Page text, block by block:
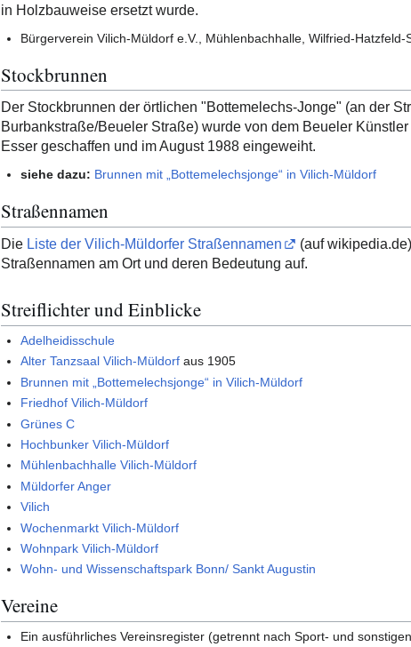
in Holzbauweise ersetzt wurde.
Bürgerverein Vilich-Müldorf e.V., Mühlenbachhalle, Wilfried-Hatzfeld-
Stockbrunnen
Der Stockbrunnen der örtlichen "Bottemelechs-Jonge" (an der
Burbankstraße/Beueler Straße) wurde von dem Beueler
Esser geschaffen und im August 1988 eingeweiht.
siehe dazu: Brunnen mit „Bottemelechsjonge“ in Vilich-Müldorf
Straßennamen
Die Liste der Vilich-Müldorfer Straßennamen
(auf
Straßennamen am Ort und deren Bedeutung auf.
Streiflichter und Einblicke
Adelheidisschule
Alter Tanzsaal Vilich-Müldorf aus 1905
Brunnen mit „Bottemelechsjonge“ in Vilich-Müldorf
Friedhof Vilich-Müldorf
Grünes C
Hochbunker Vilich-Müldorf
Mühlenbachhalle Vilich-Müldorf
Müldorfer Anger
Vilich
Wochenmarkt Vilich-Müldorf
Wohnpark Vilich-Müldorf
Wohn- und Wissenschaftspark Bonn/ Sankt Augustin
Vereine
Ein ausführliches Vereinsregister (getrennt nach Sport- und